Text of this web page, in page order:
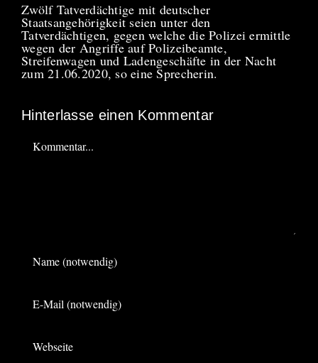
Zwölf Tatverdächtige mit deutscher
Staatsangehörigkeit seien unter den
Tatverdächtigen, gegen welche die Polizei ermittle
wegen der Angriffe auf Polizeibeamte,
Streifenwagen und Ladengeschäfte in der Nacht
zum 21.06.2020, so eine Sprecherin.
Hinterlasse einen Kommentar